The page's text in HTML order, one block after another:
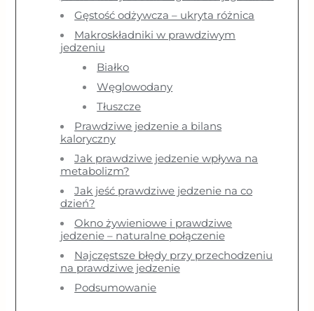
Gęstość odżywcza – ukryta różnica
Makroskładniki w prawdziwym
jedzeniu
Białko
Węglowodany
Tłuszcze
Prawdziwe jedzenie a bilans
kaloryczny
Jak prawdziwe jedzenie wpływa na
metabolizm?
Jak jeść prawdziwe jedzenie na co
dzień?
Okno żywieniowe i prawdziwe
jedzenie – naturalne połączenie
Najczęstsze błędy przy przechodzeniu
na prawdziwe jedzenie
Podsumowanie